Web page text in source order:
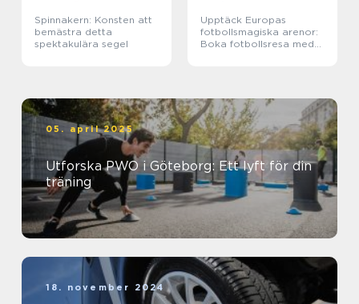
Spinnakern: Konsten att
bemästra detta
spektakulära segel
Upptäck Europas
fotbollsmagiska arenor:
Boka fotbollsresa med
05. april 2025
Utforska PWO i Göteborg: Ett lyft för din
träning
18. november 2024